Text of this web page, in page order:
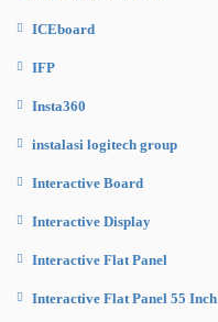
ICEboard
IFP
Insta360
instalasi logitech group
Interactive Board
Interactive Display
Interactive Flat Panel
Interactive Flat Panel 55 Inch